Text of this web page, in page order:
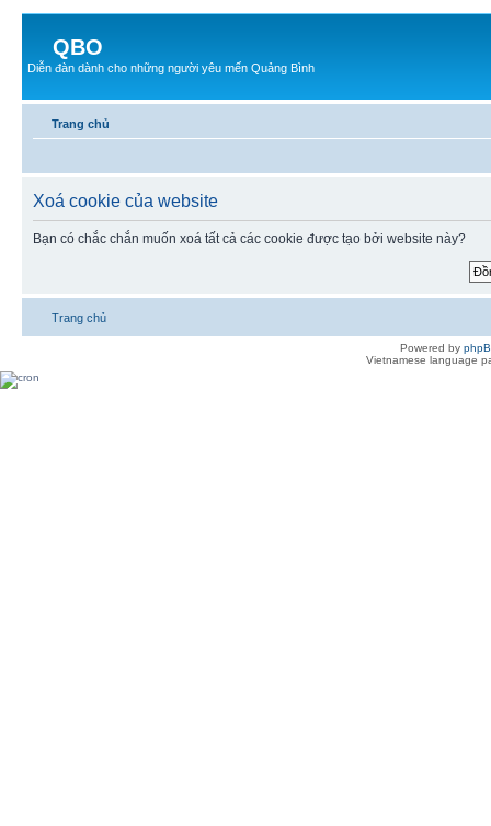
QBO
Diễn đàn dành cho những người yêu mến Quảng Bình
Trang chủ
Xoá cookie của website
Bạn có chắc chắn muốn xoá tất cả các cookie được tạo bởi website này?
Trang chủ
Powered by
Vietnamese language